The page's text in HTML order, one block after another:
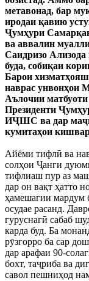
метавонад, бар
иродаи қавию
Ҷумҳури
ва аввалин
Саидризо
буда, собиқаи
Барои
наврас унвонҳои
Аълочии
Президенти
ИҶШС ва дар
кумитаҳои кишвар
Айёми тифлӣ ва
солҳои Ҷанги
тифлиаш пур аз
дар он вақт ҳатто
ҳамешагии мардум
осудае расанд.
гуруснагӣ сабаб
карда буд. Ба
рӯзгорро ба сар
дар арафаи 90-
бохт, таҷриба ва
савол пешниҳод